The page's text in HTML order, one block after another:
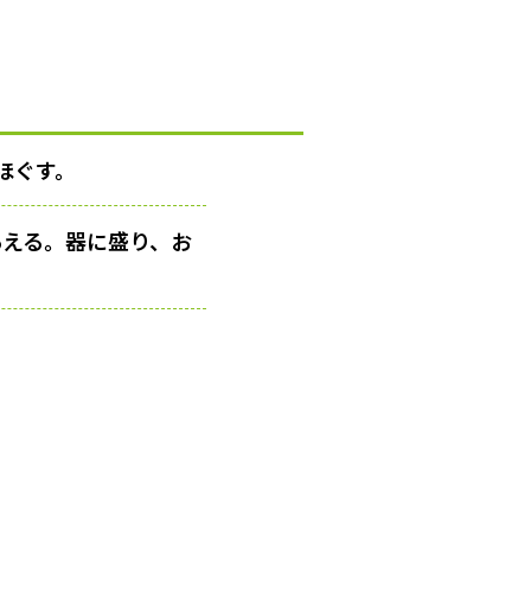
す。
る。器に盛り、お